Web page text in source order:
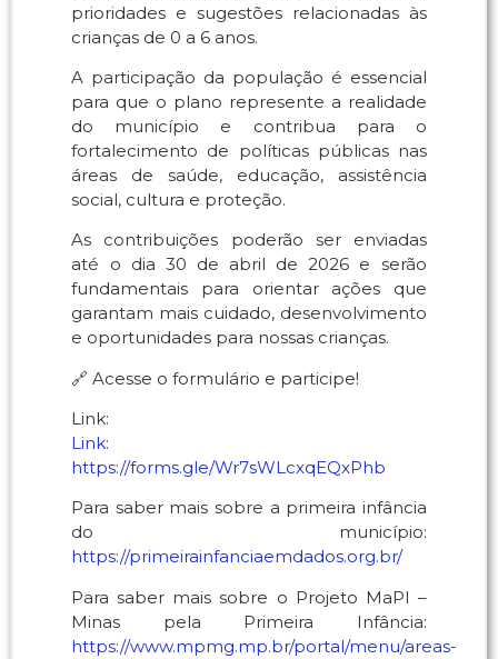
prioridades e sugestões relacionadas às
crianças de 0 a 6 anos.
A participação da população é essencial
para que o plano represente a realidade
do município e contribua para o
fortalecimento de políticas públicas nas
áreas de saúde, educação, assistência
social, cultura e proteção.
As contribuições poderão ser enviadas
até o dia 30 de abril de 2026 e serão
fundamentais para orientar ações que
garantam mais cuidado, desenvolvimento
e oportunidades para nossas crianças.
🔗 Acesse o formulário e participe!
Link:
Link:
https://forms.gle/Wr7sWLcxqEQxPhb
Para saber mais sobre a primeira infância
do município:
https://primeirainfanciaemdados.org.br/
Para saber mais sobre o Projeto MaPI –
Minas pela Primeira Infância:
https://www.mpmg.mp.br/portal/menu/areas-